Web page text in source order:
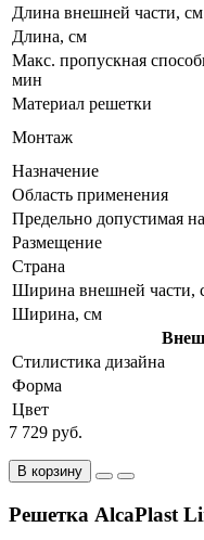
Длина внешней части, см
Длина, см
Макс. пропускная
мин
Материал решетки
Монтаж
Назначение
Область применения
Предельно допустимая
Размещение
Страна
Ширина внешней части,
Ширина, см
Стилистика дизайна
Форма
Цвет
7 729 руб.
В корзину
Решетка AlcaPlast